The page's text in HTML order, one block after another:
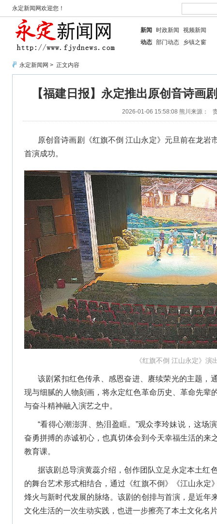
永定新闻网欢迎您！
新闻 时政新闻
视频新闻
动态 部门动态 乡镇之窗
永定新闻网 > 正文内容
【福建日报】永定推出原创音诗画
2026-01-06 15:58:08 熊川 来源：
原创音诗画剧《红旗不倒 江山永定》元旦前在龙岩
首演成功。
《红旗不倒 江山永定》演
该剧紧扣红色传承、感恩奋进、赓续荣光的主题，
现与细腻的人物刻画，将永定红色革命历史、革命先辈
与奋斗精神融入演艺之中。
“看得心潮澎湃、热泪盈眶。”观众李玲妹说，这场
奋勇拼搏的赤诚初心，也真切体会到今天幸福生活的来
教育课。
据该剧总导演黄蕊介绍，创作团队立足永定本土红
的舞台艺术形式相结合，通过《红旗不倒》《江山永定
烽火与新时代发展的脉络。该剧的创排与首演，是近年
文化生活的一次生动实践，也进一步擦亮了本土文化名